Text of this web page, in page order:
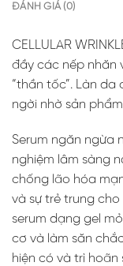
ĐÁNH GIÁ (0)
CELLULAR
đầy các nếp nhăn
“thần tốc”. Làn
ngời nhờ sản
Serum ngăn ngừa
nghiệm lâm sàng
chống lão hóa
và sự trẻ trung
serum dạng gel
cơ và làm săn
hiện có và trì hoãn